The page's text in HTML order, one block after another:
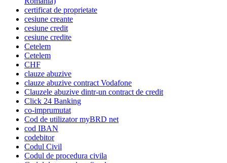
certificat de proprietate
cesiune creante
cesiune credit
cesiune credite
Cetelem
Cetelem
CHF
clauze abuzive
clauze abuzive contract Vodafone
Clauzele abuzive dintr-un contract de credit
Click 24 Banking
co-imprumutat
Cod de utilizator myBRD net
cod IBAN
codebitor
Codul Civil
Codul de procedura civila